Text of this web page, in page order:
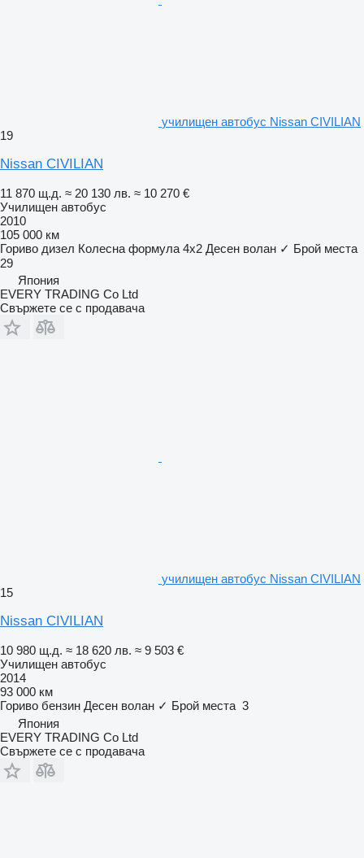
училищен автобус Nissan CIVILIAN
19
Nissan CIVILIAN
11 870 щ.д. ≈ 20 130 лв. ≈ 10 270 €
Училищен автобус
2010
105 000 км
Гориво дизел Колесна формула 4x2 Десен волан ✓ Брой места
29
Япония
EVERY TRADING Co Ltd
Свържете се с продавача
училищен автобус Nissan CIVILIAN
15
Nissan CIVILIAN
10 980 щ.д. ≈ 18 620 лв. ≈ 9 503 €
Училищен автобус
2014
93 000 км
Гориво бензин Десен волан ✓ Брой места 3
Япония
EVERY TRADING Co Ltd
Свържете се с продавача